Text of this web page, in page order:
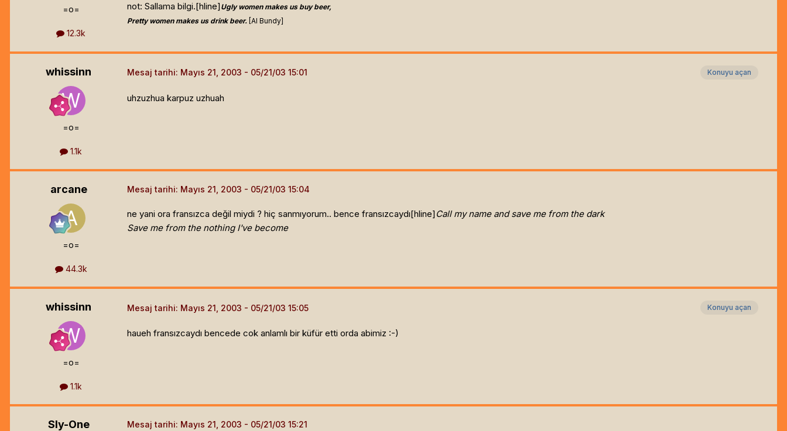
=o=
12.3k
not: Sallama bilgi.[hline] Ugly women makes us buy beer,
Pretty women makes us drink beer. [Al Bundy]
whissinn
=o=
1.1k
Konuyu açan
Mesaj tarihi: Mayıs 21, 2003
uhzuzhua karpuz uzhuah
arcane
=o=
44.3k
Mesaj tarihi: Mayıs 21, 2003
ne yani ora fransızca değil miydi ? hiç sanmıyorum.. bence fransızcaydı[hline] Call my name and save me from the dark
Save me from the nothing I've become
whissinn
=o=
1.1k
Konuyu açan
Mesaj tarihi: Mayıs 21, 2003
haueh fransızcaydı bencede cok anlamlı bir küfür etti orda abimiz :-)
Sly-One Mesaj tarihi: Mayıs 21, 2003